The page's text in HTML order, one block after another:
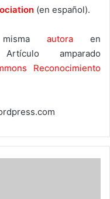
(en español).
autoraen
amparado
Reconocimiento